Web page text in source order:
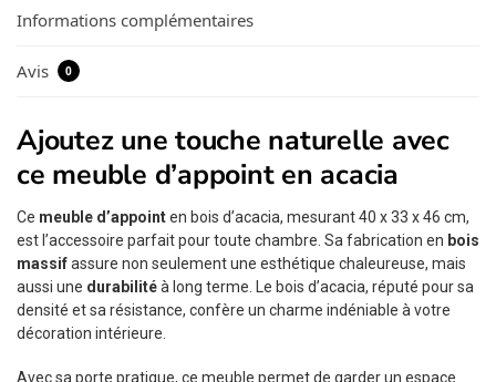
Informations complémentaires
Avis 0
Ajoutez une touche naturelle avec
ce meuble d’appoint en acacia
Ce meuble d’appointen bois d’acacia, mesurant 40 x 33 x 46 cm,
est l’accessoire parfait pour toute chambre. Sa fabrication en bois
massifassure non seulement une esthétique chaleureuse, mais
aussi une durabilitéà long terme. Le bois d’acacia, réputé pour sa
densité et sa résistance, confère un charme indéniable à votre
décoration intérieure.
Avec sa porte pratique, ce meuble permet de garder un espace